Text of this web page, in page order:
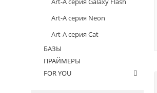
Art-A серия Neon
Art-A серия Cat
БАЗЫ
ПРАЙМЕРЫ
FOR YOU